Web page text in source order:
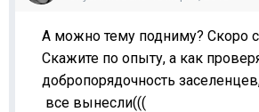
А можно тему подниму? Скоро
Скажите по опыту, а как
добропорядочность
все вынесли(((